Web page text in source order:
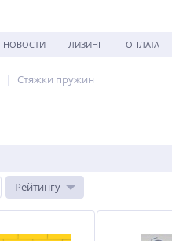
НОВОСТИ ЛИЗИНГ ОПЛАТА
Стяжки пружин
Рейтингу